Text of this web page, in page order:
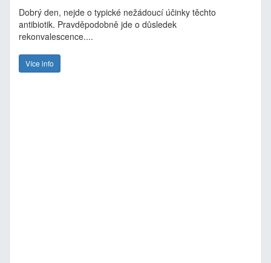
Dobrý den, nejde o typické nežádoucí účinky těchto
antibiotik. Pravděpodobně jde o důsledek
rekonvalescence....
Více info